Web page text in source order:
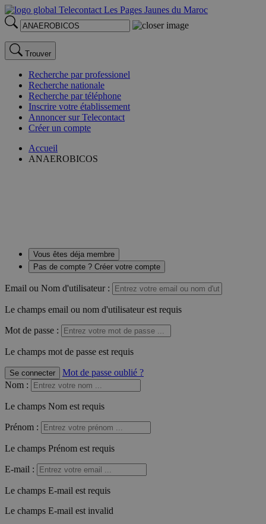
Trouver
Recherche par professionel
Recherche nationale
Recherche par téléphone
Inscrire votre établissement
Annoncer sur Telecontact
Créer un compte
Accueil
ANAEROBICOS
Vous êtes déja membre
Pas de compte ? Créer votre compte
Email ou Nom d'utilisateur :
Le champs email ou nom d'utilisateur est requis
Mot de passe :
Le champs mot de passe est requis
Se connecter
Mot de passe oublié ?
Nom :
Le champs Nom est requis
Prénom :
Le champs Prénom est requis
E-mail :
Le champs E-mail est requis
Le champs E-mail est invalid